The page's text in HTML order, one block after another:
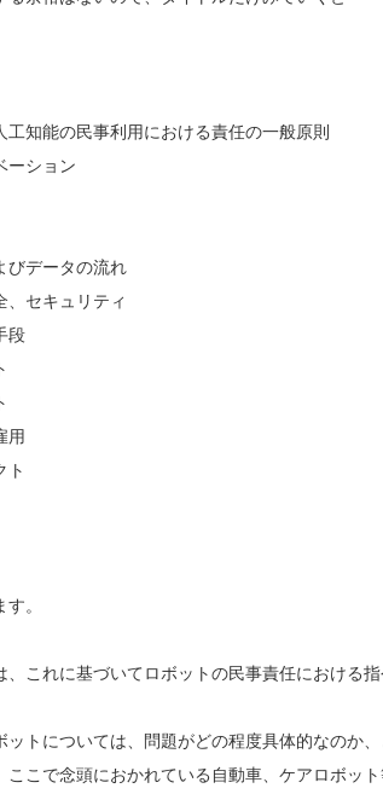
工知能の民事利用における責任の一般原則
ーション
びデータの流れ
、セキュリティ
段
用
ト
。
、これに基づいてロボットの民事責任における
ットについては、問題がどの程度具体的なのか
ここで念頭におかれている自動車、ケアロボッ